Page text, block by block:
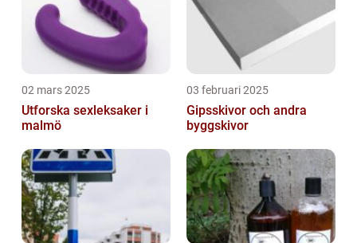
02 mars 2025
Utforska sexleksaker i
malmö
03 februari 2025
Gipsskivor och andra
byggskivor